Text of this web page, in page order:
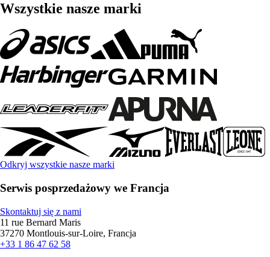
Wszystkie nasze marki
Odkryj wszystkie nasze marki
Serwis posprzedażowy we Francja
Skontaktuj się z nami
11 rue Bernard Maris
37270 Montlouis-sur-Loire, Francja
+33 1 86 47 62 58